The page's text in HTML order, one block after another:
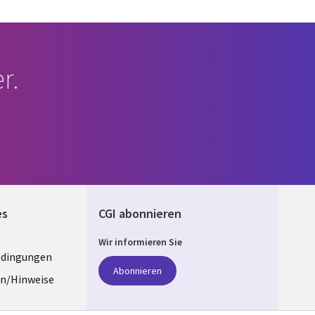
Hinweise
CGI abonnieren
Wir informieren Sie
Abonnieren